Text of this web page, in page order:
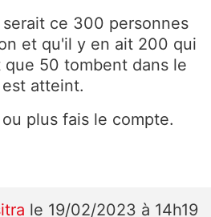
ce 300 personnes
et qu'il y en ait 200 qui
50 tombent dans le
atteint.
plus fais le compte.
le 19/02/2023 à 14h19